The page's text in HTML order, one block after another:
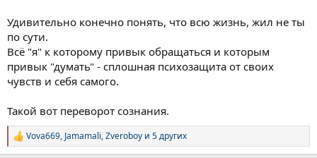
Удивительно конечно понять, что всю жизнь, жил не ты
по сути.
Всё "я" к которому привык обращаться и которым
привык "думать" - сплошная психозащита от своих
чувств и себя самого.
Такой вот переворот сознания.
Р
е
Vova669, Jamamali,Zveroboy и 5 других